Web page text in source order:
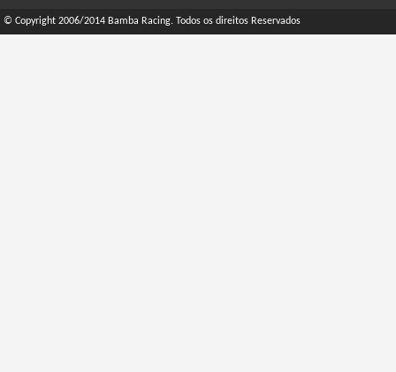
© Copyright 2006/2014 Bamba Racing. Todos os direitos Reservados